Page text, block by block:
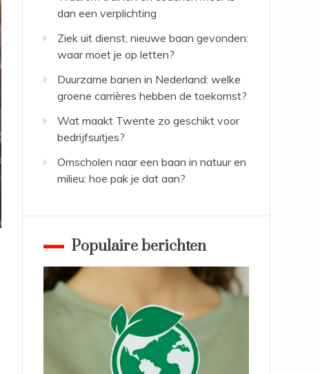
dan een verplichting
Ziek uit dienst, nieuwe baan gevonden:
waar moet je op letten?
Duurzame banen in Nederland: welke
groene carrières hebben de toekomst?
Wat maakt Twente zo geschikt voor
bedrijfsuitjes?
Omscholen naar een baan in natuur en
milieu: hoe pak je dat aan?
Populaire berichten